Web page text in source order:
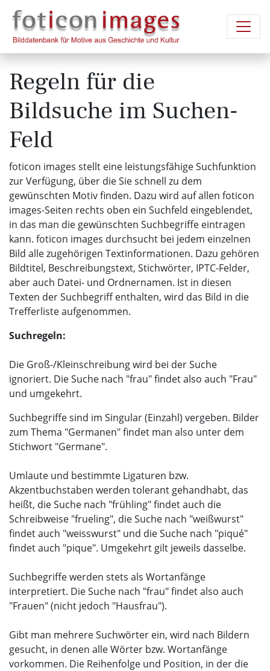
Regeln für die
Bildsuche im Suchen-
Feld
foticon images stellt eine leistungsfähige Suchfunktion
zur Verfügung, über die Sie schnell zu dem
gewünschten Motiv finden. Dazu wird auf allen foticon
images-Seiten rechts oben ein Suchfeld eingeblendet,
in das man die gewünschten Suchbegriffe eintragen
kann. foticon images durchsucht bei jedem einzelnen
Bild alle zugehörigen Textinformationen. Dazu gehören
Bildtitel, Beschreibungstext, Stichwörter, IPTC-Felder,
aber auch Datei- und Ordnernamen. Ist in diesen
Texten der Suchbegriff enthalten, wird das Bild in die
Trefferliste aufgenommen.
Suchregeln:
Die Groß-/Kleinschreibung wird bei der Suche
ignoriert. Die Suche nach "frau" findet also auch "Frau"
und umgekehrt.
Suchbegriffe sind im Singular (Einzahl) vergeben. Bilder
zum Thema "Germanen" findet man also unter dem
Stichwort "Germane".
Umlaute und bestimmte Ligaturen bzw.
Akzentbuchstaben werden tolerant gehandhabt, das
heißt, die Suche nach "frühling" findet auch die
Schreibweise "frueling", die Suche nach "weißwurst"
findet auch "weisswurst" und die Suche nach "piqué"
findet auch "pique". Umgekehrt gilt jeweils dasselbe.
Suchbegriffe werden stets als Wortanfänge
interpretiert. Die Suche nach "frau" findet also auch
"Frauen" (nicht jedoch "Hausfrau").
Gibt man mehrere Suchwörter ein, wird nach Bildern
gesucht, in denen alle Wörter bzw. Wortanfänge
vorkommen. Die Reihenfolge und Position, in der die